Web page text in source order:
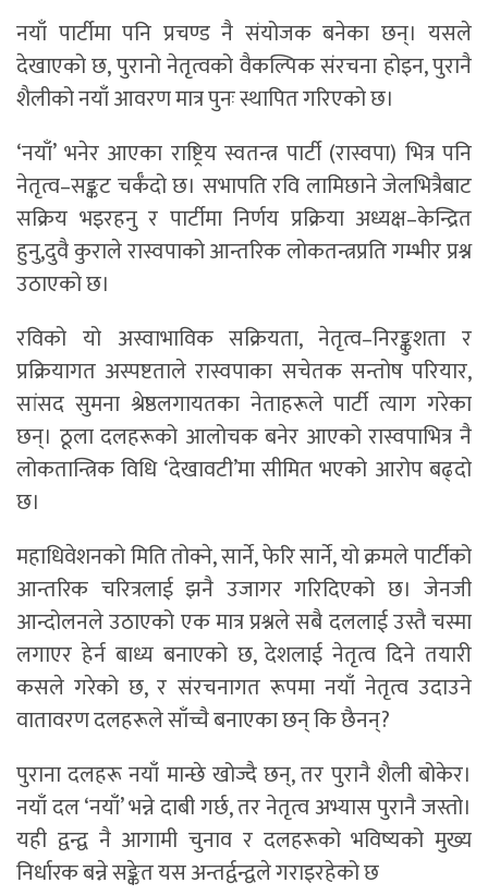
नयाँ पार्टीमा पनि प्रचण्ड नै संयोजक बनेका छन्। यसले
देखाएको छ, पुरानो नेतृत्वको वैकल्पिक संरचना होइन, पुरानै
शैलीको नयाँ आवरण मात्र पुनः स्थापित गरिएको छ।
‘नयाँ’ भनेर आएका राष्ट्रिय स्वतन्त्र पार्टी (रास्वपा) भित्र पनि
नेतृत्व–सङ्कट चर्कँदो छ। सभापति रवि लामिछाने जेलभित्रैबाट
सक्रिय भइरहनु र पार्टीमा निर्णय प्रक्रिया अध्यक्ष–केन्द्रित
हुनु,दुवै कुराले रास्वपाको आन्तरिक लोकतन्त्रप्रति गम्भीर प्रश्न
उठाएको छ।
रविको यो अस्वाभाविक सक्रियता, नेतृत्व–निरङ्कुशता र
प्रक्रियागत अस्पष्टताले रास्वपाका सचेतक सन्तोष परियार,
सांसद सुमना श्रेष्ठलगायतका नेताहरूले पार्टी त्याग गरेका
छन्। ठूला दलहरूको आलोचक बनेर आएको रास्वपाभित्र नै
लोकतान्त्रिक विधि ‘देखावटी’मा सीमित भएको आरोप बढ्दो
छ।
महाधिवेशनको मिति तोक्ने, सार्ने, फेरि सार्ने, यो क्रमले पार्टीको
आन्तरिक चरित्रलाई झनै उजागर गरिदिएको छ। जेनजी
आन्दोलनले उठाएको एक मात्र प्रश्नले सबै दललाई उस्तै चस्मा
लगाएर हेर्न बाध्य बनाएको छ, देशलाई नेतृत्व दिने तयारी
कसले गरेको छ, र संरचनागत रूपमा नयाँ नेतृत्व उदाउने
वातावरण दलहरूले साँच्चै बनाएका छन् कि छैनन्?
पुराना दलहरू नयाँ मान्छे खोज्दै छन्, तर पुरानै शैली बोकेर।
नयाँ दल ‘नयाँ’ भन्ने दाबी गर्छ, तर नेतृत्व अभ्यास पुरानै जस्तो।
यही द्वन्द्व नै आगामी चुनाव र दलहरूको भविष्यको मुख्य
निर्धारक बन्ने सङ्केत यस अन्तर्द्वन्द्वले गराइरहेको छ